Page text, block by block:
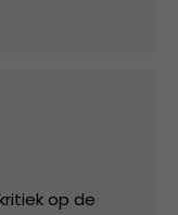
op de